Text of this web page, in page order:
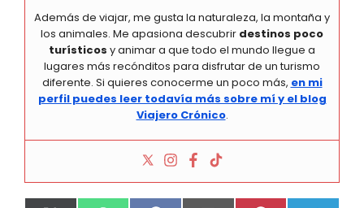
Además de viajar, me gusta la naturaleza, la montaña y
los animales. Me apasiona descubrir destinos poco
turísticos y animar a que todo el mundo llegue a
lugares más recónditos para disfrutar de un turismo
diferente. Si quieres conocerme un poco más, en mi
perfil puedes leer todavía más sobre mí y el blog
Viajero Crónico.